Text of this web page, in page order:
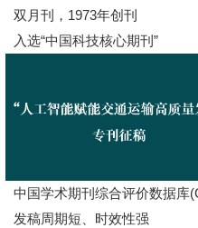
双月刊，1973年创刊
入选“中国科技核心期刊”
出版：交通运输科技传媒（北
中国科技论文与引文数据库（
中国学术期刊综合评价数据库
发稿周期短、时效性强